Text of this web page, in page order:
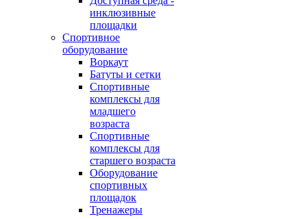
инклюзивные
площадки
Спортивное
оборудование
Воркаут
Батуты и сетки
Спортивные
комплексы для
младшего
возраста
Спортивные
комплексы для
старшего возраста
Оборудование
спортивных
площадок
Тренажеры